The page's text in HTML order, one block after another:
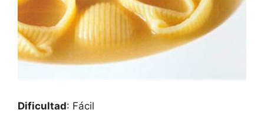
Dificultad: Fácil